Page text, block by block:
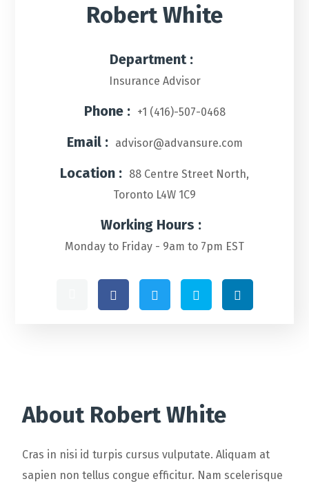
Robert White
Department :
Insurance Advisor
Phone : +1 (416)-507-0468
Email : advisor@advansure.com
Location : 88 Centre Street North,
Toronto L4W 1C9
Working Hours :
Monday to Friday - 9am to 7pm EST
About Robert White
Cras in nisi id turpis cursus vulputate. Aliquam at
sapien non tellus congue efficitur. Nam scelerisque